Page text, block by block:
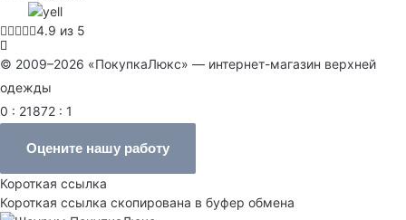
4.9 из 5
© 2009–2026 «ПокупкаЛюкс» — интернет-магазин верхней
одежды
0 : 21872 : 1
Оцените нашу работу
Короткая ссылка
Короткая ссылка скопирована в буфер обмена